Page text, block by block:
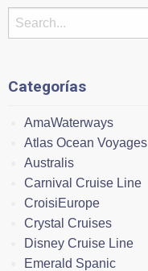
Categorías
AmaWaterways
Atlas Ocean Voyages
Australis
Carnival Cruise Line
CroisiEurope
Crystal Cruises
Disney Cruise Line
Emerald Spanic